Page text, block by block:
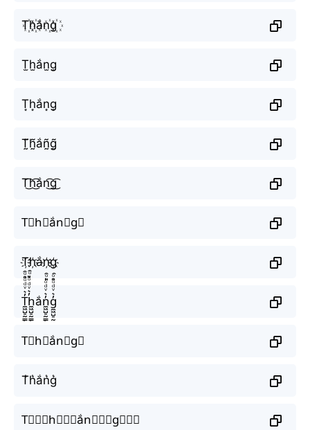
T꙰h꙰ắn꙰g꙰
T̫h̫ắn̫g̫
T͙h͙ắn͙g͙
T̰̃h̰̃ắñ̰g̰̃
T͜͡h͜͡ắn͜͡g͜͡
T⃟h⃟ắn⃟g⃟
T҉h҉ắn҉g҉
T̼͖̺̠̰͇̙̓͛ͮͩͦ̎ͦ̑ͅh̼͖̺̠̰͇̙̓͛ͮͩͦ̎ͦ̑ͅắn̼͖̺̠̰͇̙̓͛ͮͩͦ̎ͦ̑ͅg̼͖̺̠̰͇̙̓͛ͮͩͦ̎ͦ̑ͅ
T⃗h⃗ắn⃗g⃗
T͛h͛ắn͛g͛
T⃒⃒⃒h⃒⃒⃒ắn⃒⃒⃒g⃒⃒⃒